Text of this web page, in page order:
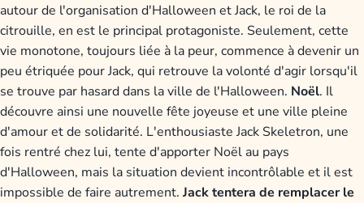
autour de l'organisation d'Halloween et Jack, le roi de la
citrouille, en est le principal protagoniste. Seulement, cette
vie monotone, toujours liée à la peur, commence à devenir un
peu étriquée pour Jack, qui retrouve la volonté d'agir lorsqu'il
se trouve par hasard dans la ville de l'Halloween. Noël. Il
découvre ainsi une nouvelle fête joyeuse et une ville pleine
d'amour et de solidarité. L'enthousiaste Jack Skeletron, une
fois rentré chez lui, tente d'apporter Noël au pays
d'Halloween, mais la situation devient incontrôlable et il est
impossible de faire autrement. Jack tentera de remplacer le